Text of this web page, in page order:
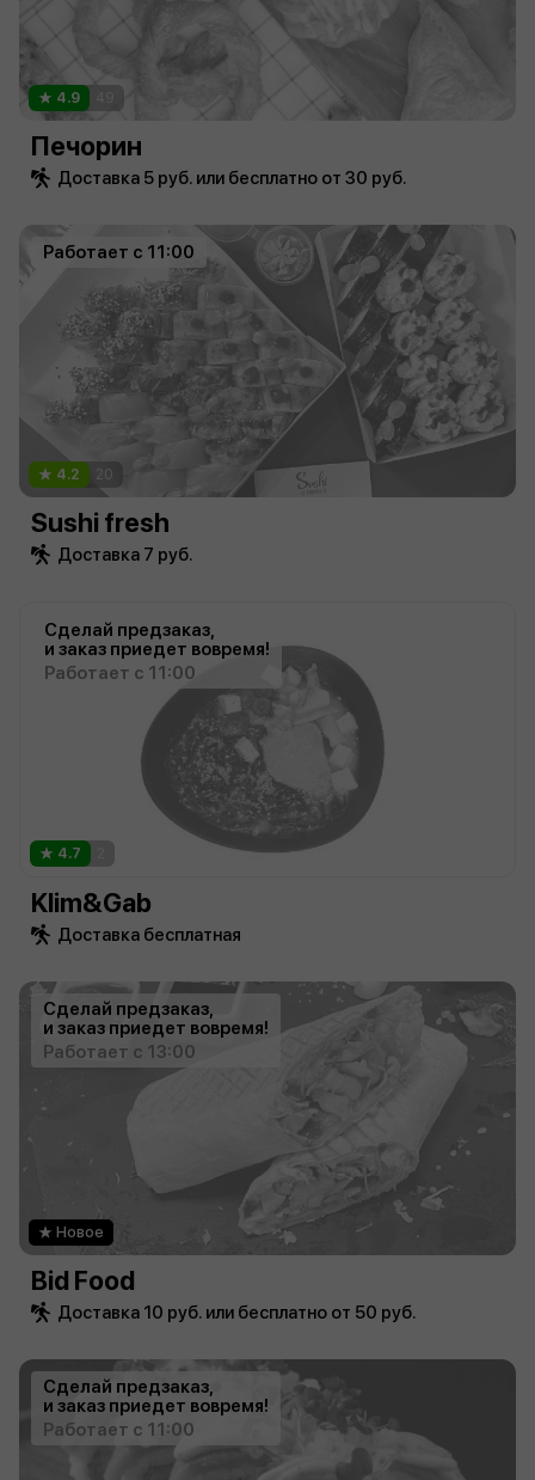
4.9
Печорин
Доставка 5 руб. или бесплатно от 30 руб.
Работает с 11:00
4.2 20
Sushi fresh
Доставка 7 руб.
Сделай предзаказ,
и заказ приедет вовремя!
Работает с 11:00
4.7
Klim&Gab
Доставка бесплатная
Сделай предзаказ,
и заказ приедет вовремя!
Работает с 13:00
Новое
Bid Food
Доставка 10 руб. или бесплатно от 50 руб.
Сделай предзаказ,
и заказ приедет вовремя!
Работает с 11:00